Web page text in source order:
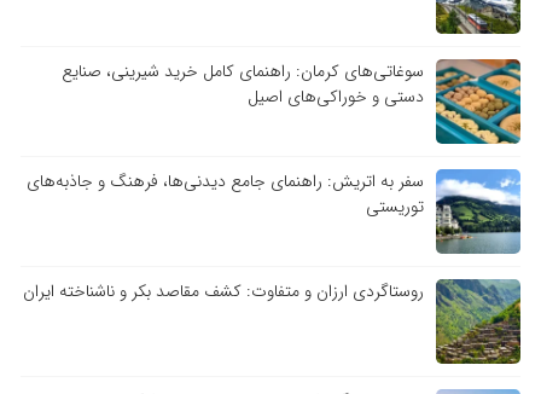
سوغاتی‌های کرمان: راهنمای کامل خرید شیرینی، صنایع
دستی و خوراکی‌های اصیل
سفر به اتریش: راهنمای جامع دیدنی‌ها، فرهنگ و جاذبه‌های
توریستی
روستاگردی ارزان و متفاوت: کشف مقاصد بکر و ناشناخته ایران